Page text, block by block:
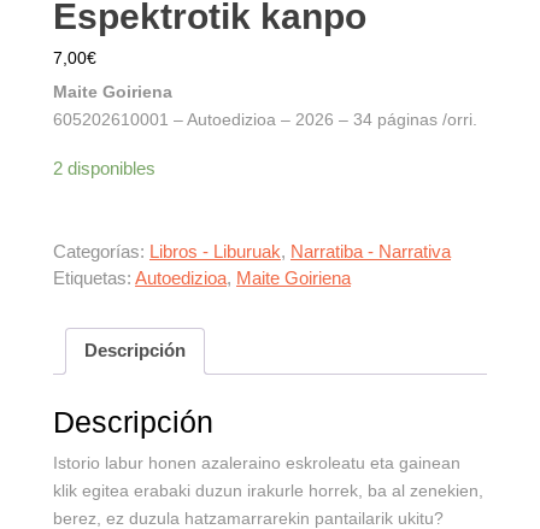
Espektrotik kanpo
7,00€
Maite Goiriena
605202610001 – Autoedizioa – 2026 – 34 páginas /orri.
2 disponibles
Categorías: Libros - Liburuak, Narratiba - Narrativa
Etiquetas: Autoedizioa, Maite Goiriena
Descripción
Descripción
Istorio labur honen azaleraino eskroleatu eta gainean
klik egitea erabaki duzun irakurle horrek, ba al zenekien,
berez, ez duzula hatzamarrarekin pantailarik ukitu?